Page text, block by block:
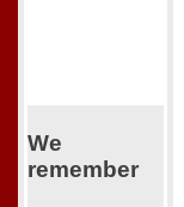
We
remember